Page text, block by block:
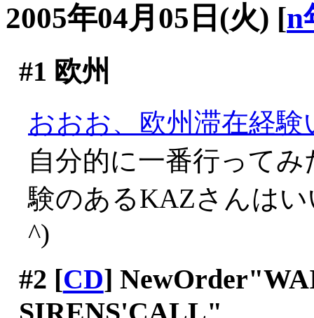
2005年04月05日(火) [n
#1 欧州
おおお、欧州滞在経
自分的に一番行って
験のあるKAZさんは
^)
#2 [CD]